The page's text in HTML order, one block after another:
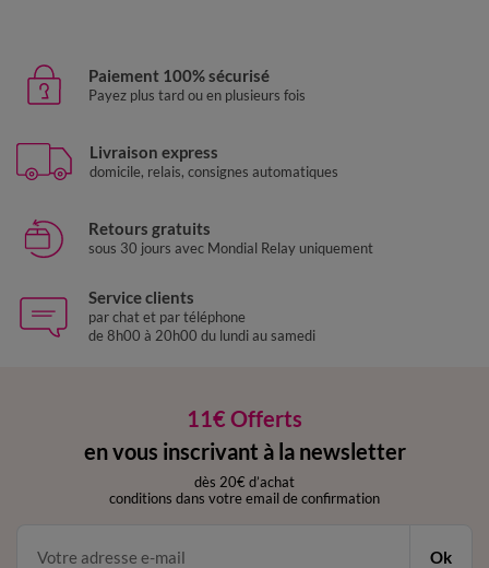
Paiement 100% sécurisé
Payez plus tard ou en plusieurs fois
Livraison express
domicile, relais, consignes automatiques
Retours gratuits
sous 30 jours avec Mondial Relay uniquement
Service clients
par chat et par téléphone
de 8h00 à 20h00 du lundi au samedi
11€ Offerts
en vous inscrivant à la newsletter
dès 20€ d’achat
conditions dans votre email de confirmation
Ok